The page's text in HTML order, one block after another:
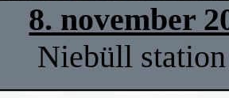
8. november
Niebüll